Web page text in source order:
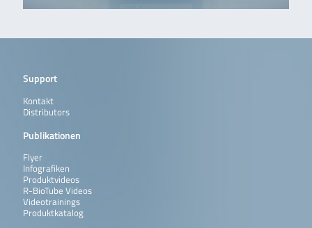
Support
Kontakt
Distributors
Publikationen
Flyer
Infografiken
Produktvideos
R-BioTube Videos
Videotrainings
Produktkatalog